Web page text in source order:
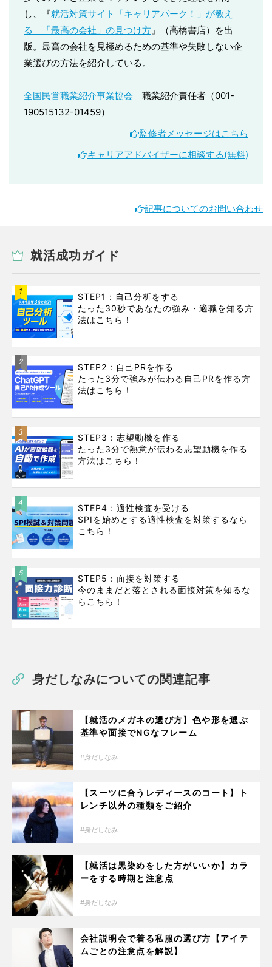
し、『就活対策サイト「キャリアパーク！」が教え
る 「最高の会社」の見つけ方』（高橋書店）を出
版。最高の会社を見極めるための基準や失敗しない企
業選びの方法を紹介している。
全国民営職業紹介事業協会 職業紹介責任者（001-
190515132-01459）
監修者メッセージはこちら
キャリアアドバイザーに相談する(無料)
記事についてのお問い合わせ
就活成功ガイド
1
STEP1：自己分析をする
たった30秒であなたの強み・適職を知る方
法はこちら！
2
STEP2：自己PRを作る
たった3分で強みが伝わる自己PRを作る方
法はこちら！
3
STEP3：志望動機を作る
たった3分で熱意が伝わる志望動機を作る
方法はこちら！
4
STEP4：適性検査を受ける
SPIを始めとする適性検査を対策するなら
こちら！
5
STEP5：面接を対策する
今のままだと落とされる面接対策を知るな
らこちら！
身だしなみについての関連記事
【就活のメガネの選び方】色や形を選ぶ
基準や面接でNGなフレーム
身だしなみ
【スーツに合うレディースのコート】ト
レンチ以外の種類をご紹介
身だしなみ
【就活は黒染めをした方がいいか】カラ
ーをする時期と注意点
身だしなみ
会社説明会で着る私服の選び方【アイテ
ムごとの注意点を解説】